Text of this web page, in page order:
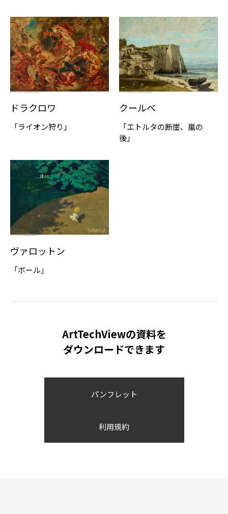
ドラクロワ
「ライオン狩り」
クールベ
「エトルタの断崖、嵐の
後」
ヴァロットン
「ボール」
ArtTechViewの資料を
ダウンロードできます
パンフレット
利用規約